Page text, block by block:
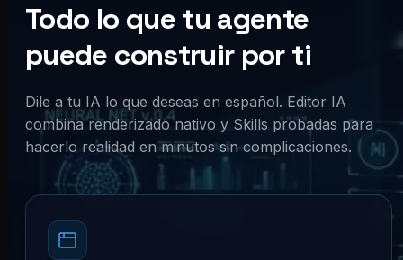
Todo lo que tu agente
puede construir por ti
Dile a tu IA lo que deseas en español. Editor IA
combina renderizado nativo y Skills probadas para
hacerlo realidad en minutos sin complicaciones.